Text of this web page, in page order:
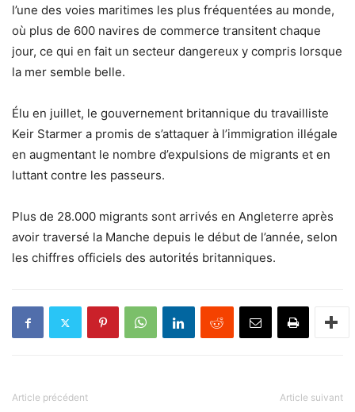
l’une des voies maritimes les plus fréquentées au monde,
où plus de 600 navires de commerce transitent chaque
jour, ce qui en fait un secteur dangereux y compris lorsque
la mer semble belle.
Élu en juillet, le gouvernement britannique du travailliste
Keir Starmer a promis de s’attaquer à l’immigration illégale
en augmentant le nombre d’expulsions de migrants et en
luttant contre les passeurs.
Plus de 28.000 migrants sont arrivés en Angleterre après
avoir traversé la Manche depuis le début de l’année, selon
les chiffres officiels des autorités britanniques.
Article précédent Article suivant